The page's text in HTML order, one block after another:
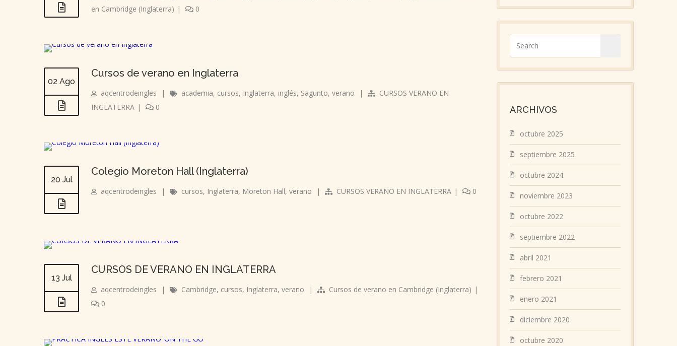
en Cambridge (Inglaterra) | 0
02 Ago
Cursos de verano en Inglaterra
aqcentrodeingles | academia, cursos, Inglaterra, inglés, Sagunto, verano |
CURSOS VERANO EN
INGLATERRA | 0
20 Jul
Colegio Moreton Hall (Inglaterra)
aqcentrodeingles | cursos, Inglaterra, Moreton Hall, verano | CURSOS VERANO EN INGLATERRA | 0
13 Jul
CURSOS DE VERANO EN INGLATERRA
aqcentrodeingles | Cambridge, cursos, Inglaterra, verano | Cursos de verano en Cambridge (Inglaterra) |
0
ARCHIVOS
octubre 2025
septiembre 2025
octubre 2024
noviembre 2023
octubre 2022
septiembre 2022
abril 2021
febrero 2021
enero 2021
diciembre 2020
octubre 2020